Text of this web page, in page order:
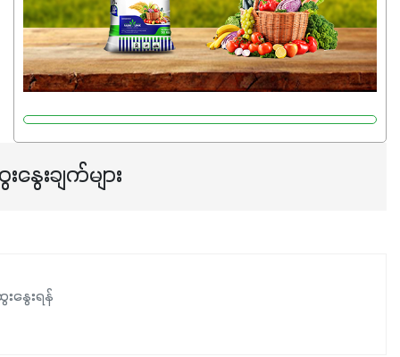
သင့်တော်တဲ့ Phosphorus 7%ပါဝင်မှုကြောင့် အပင်ရဲ့ အမြစ်
ဖွဲ့စည်းတည်ဆောက်မှုကို ပို၍သန်မာလာအောင် အားပေးပါ
တယ်။ ဒါ့အပြင် ပန်းပွင့်ခြင်း၊အသီးသီးခြင်း၊အစေ့တည်ခြင်း
လုပ်ငန်းစဉ်များကိုလည်း အားပေးပါတယ်။ လုံလောက်တဲ့
အရသာ ပိုမိုကောင်းမွန်စေဖို့အတွက် လိုအပ်တဲ့အာဟာရဓာတ်
ဖြစ်ပါတယ်။ ဟူးမစ်အက်စစ်ပါဝင်ပေါင်းစပ်ထားတဲ့အတွက်
နှံစားသီးနှံများ၊ပဲအမျိုးမျိုး၊ဟင်းသီးဟင်းရွက်နဲ့ ဥယျာဉ်ခြံသီးနှံ
အားလုံးမှာ အသုံးပြုနိုင်တယ်ဆိုတော့ တစ်မျိုးတည်းနဲ့ အားလုံး
နွေးချက်များ
နွေးရန်